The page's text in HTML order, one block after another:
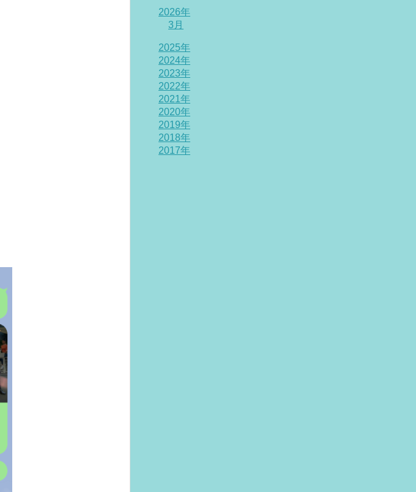
2026年
3月
2025年
2024年
2023年
2022年
2021年
2020年
2019年
2018年
2017年